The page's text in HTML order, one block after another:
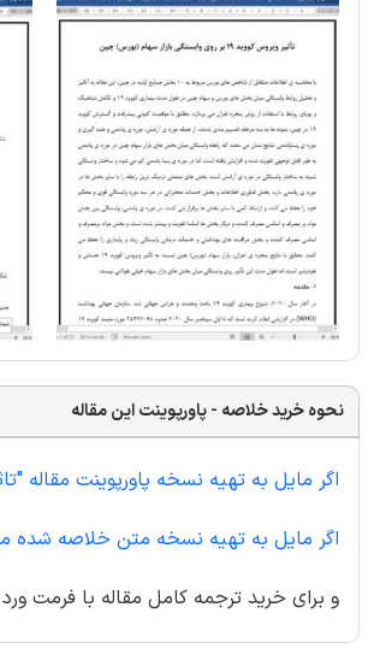
نحوه خرید خلاصه - پاورپوینت این مقاله
اگر مایل به تهیه نسخه پاورپوینت مقاله "تاثیر ویروس کووید 19 بر روی وابستگی بازار سهام
اگر مایل به تهیه نسخه متن خلاصه شده مقاله "تاثیر ویروس کووید 19 بر روی
و برای خرید ترجمه کامل مقاله با فرمت